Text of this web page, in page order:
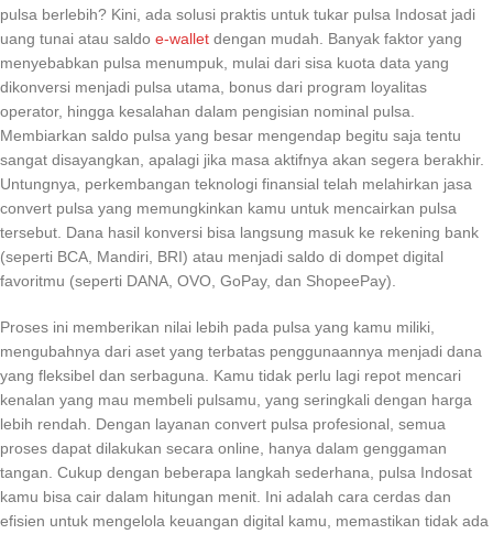
pulsa berlebih? Kini, ada solusi praktis untuk tukar pulsa Indosat jadi
uang tunai atau saldo e-wallet dengan mudah. Banyak faktor yang
menyebabkan pulsa menumpuk, mulai dari sisa kuota data yang
dikonversi menjadi pulsa utama, bonus dari program loyalitas
operator, hingga kesalahan dalam pengisian nominal pulsa.
Membiarkan saldo pulsa yang besar mengendap begitu saja tentu
sangat disayangkan, apalagi jika masa aktifnya akan segera berakhir.
Untungnya, perkembangan teknologi finansial telah melahirkan jasa
convert pulsa yang memungkinkan kamu untuk mencairkan pulsa
tersebut. Dana hasil konversi bisa langsung masuk ke rekening bank
(seperti BCA, Mandiri, BRI) atau menjadi saldo di dompet digital
favoritmu (seperti DANA, OVO, GoPay, dan ShopeePay).
Proses ini memberikan nilai lebih pada pulsa yang kamu miliki,
mengubahnya dari aset yang terbatas penggunaannya menjadi dana
yang fleksibel dan serbaguna. Kamu tidak perlu lagi repot mencari
kenalan yang mau membeli pulsamu, yang seringkali dengan harga
lebih rendah. Dengan layanan convert pulsa profesional, semua
proses dapat dilakukan secara online, hanya dalam genggaman
tangan. Cukup dengan beberapa langkah sederhana, pulsa Indosat
kamu bisa cair dalam hitungan menit. Ini adalah cara cerdas dan
efisien untuk mengelola keuangan digital kamu, memastikan tidak ada